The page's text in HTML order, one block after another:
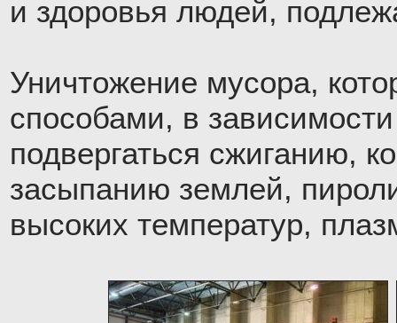
и здоровья людей,
Уничтожение мусора,
способами, в
подвергаться сжиганию,
засыпанию землей,
высоких температур,